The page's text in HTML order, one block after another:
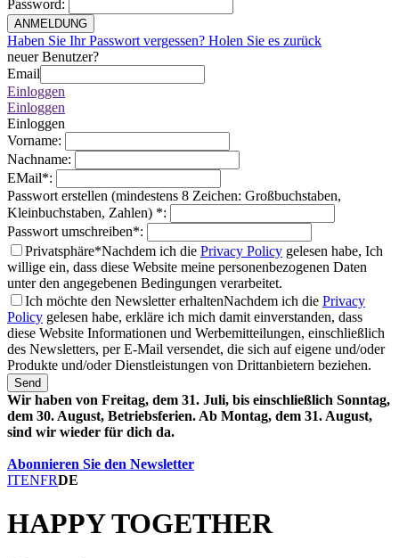
Password:
ANMELDUNG
Haben Sie Ihr Passwort vergessen? Holen Sie es zurück
neuer Benutzer?
Email
Einloggen
Einloggen
Einloggen
Vorname:
Nachname:
EMail*:
Passwort erstellen (mindestens 8 Zeichen: Großbuchstaben,
Kleinbuchstaben, Zahlen) *:
Passwort umschreiben*:
Privatsphäre*Nachdem ich die Privacy Policy gelesen habe, Ich
willige ein, dass diese Website meine personenbezogenen Daten
unter den angegebenen Bedingungen verarbeitet.
Ich möchte den Newsletter erhaltenNachdem ich die Privacy
Policy gelesen habe, erkläre ich mich damit einverstanden, dass
diese Website Informationen und Werbemitteilungen, einschließlich
des Newsletters, per E-Mail versendet, die sich auf eigene und/oder
Produkte und/oder Dienstleistungen von Drittanbietern beziehen.
Send
Wir haben von Freitag, dem 31. Juli, bis einschließlich Sonntag,
dem 30. August, Betriebsferien. Ab Montag, dem 31. August,
sind wir wieder für dich da.
Abonnieren Sie den Newsletter
ITENFRDE
HAPPY TOGETHER